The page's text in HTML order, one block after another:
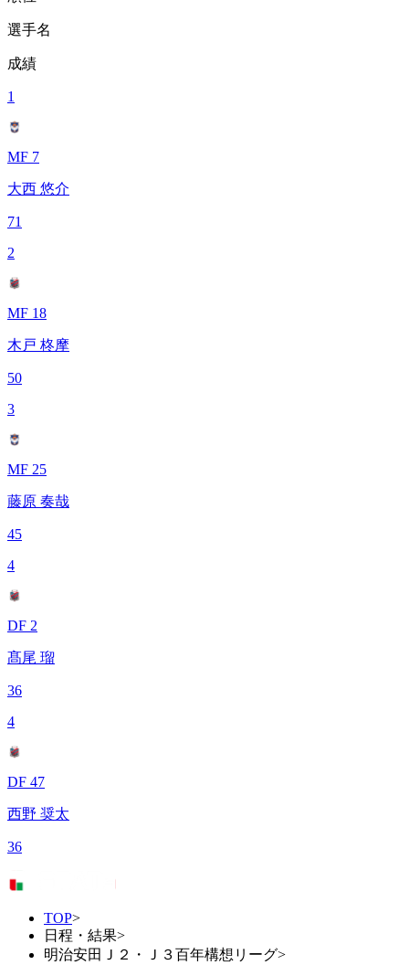
選手名
成績
1
MF 7
大西 悠介
71
2
MF 18
木戸 柊摩
50
3
MF 25
藤原 奏哉
45
4
DF 2
髙尾 瑠
36
4
DF 47
西野 奨太
36
TOP>
日程・結果>
明治安田Ｊ２・Ｊ３百年構想リーグ>